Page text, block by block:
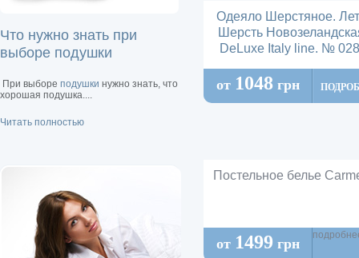
Что нужно знать при
выборе подушки
При выборе подушки нужно знать, что
хорошая подушка....
Читать полностью
Одеяло Шерстяное.
Шерсть
DeLuxe Italy line. №
от 1048 грн
Постельное белье
от 1499 грн